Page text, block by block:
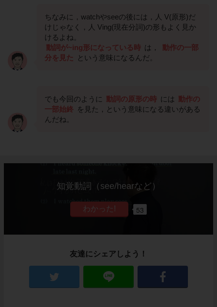
ちなみに，watchやseeの後には，人 V(原形)だ
けじゃなく，人 Ving(現在分詞)の形もよく見か
けるよね。
動詞が~ing形になっている時 は，
動作の一部
分を見た
という意味になるんだ。
でも今回のように 動詞の原形の時 には
動作の
一部始終 を見た，という意味になる違いがある
んだね。
知覚動詞（see/hearなど）
53
友達にシェアしよう！